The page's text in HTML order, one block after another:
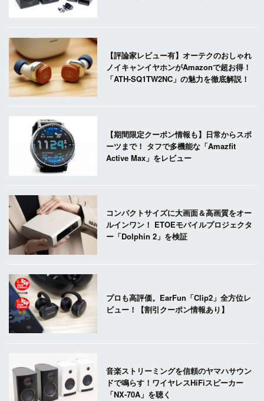
【評論家レビュー有】オーテクのおしゃれ
ノイキャンイヤホンがAmazonで超お得！
「ATH-SQ1TW2NC」の魅力を徹底解説！
【期間限定クーポン情報も】日常からスポ
ーツまで！ タフで多機能な「Amazfit
Active Max」をレビュー
コンパクトサイズに大画面＆高画質をオー
ルインワン！ ETOEモバイルプロジェクタ
ー「Dolphin 2」を検証
プロも高評価。EarFun「Clip2」全方位レ
ビュー！【割引クーポン情報あり】
音楽ストリーミングを信頼のヤマハサウン
ドで鳴らす！ワイヤレスHiFiスピーカー
「NX-70A」を聴く